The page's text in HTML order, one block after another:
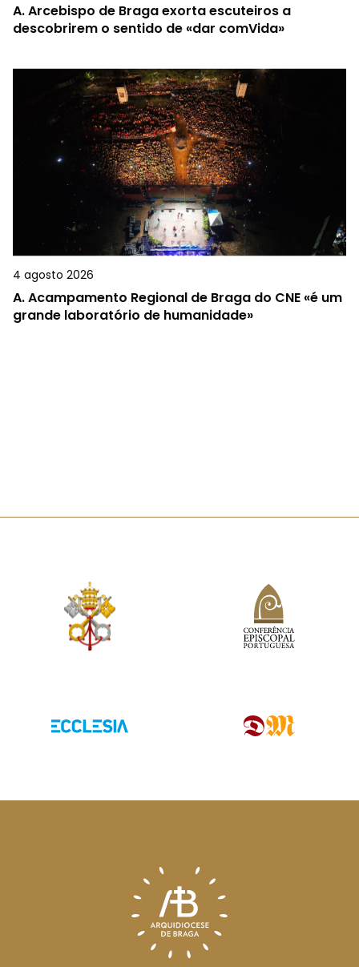
A.Arcebispo de Braga exorta escuteiros a
descobrirem o sentido de «dar comVida»
4 agosto 2026
A.Acampamento Regional de Braga do CNE «é um
grande laboratório de humanidade»